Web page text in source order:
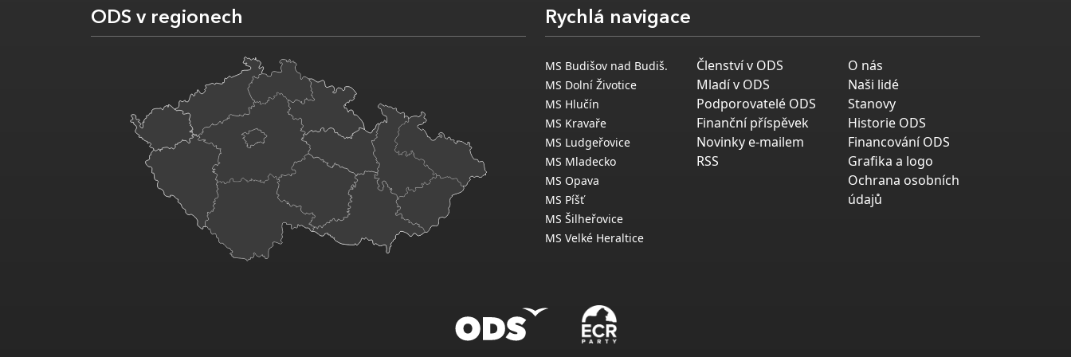
ODS v regionech Rychlá navigace
MS Budišov nad Budiš.
MS Dolní Životice
MS Hlučín
MS Kravaře
MS Ludgeřovice
MS Mladecko
MS Opava
MS Píšť
MS Šilheřovice
MS Velké Heraltice
Členství v ODS
Mladí v ODS
Podporovatelé ODS
Finanční příspěvek
Novinky e-mailem
RSS
O nás
Naši lidé
Stanovy
Historie ODS
Financování ODS
Grafika a logo
Ochrana osobních
údajů